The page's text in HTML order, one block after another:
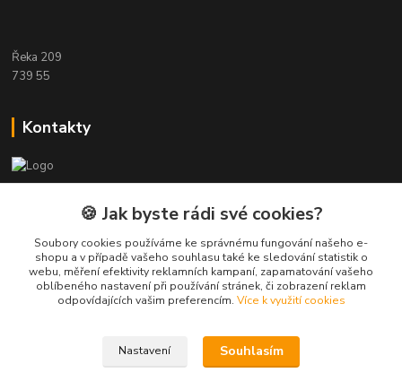
Řeka 209
739 55
Kontakty
Zákaznická podpora Eshop-rychle
+420 604 391 361
info@etwool.cz
🍪 Jak byste rádi své cookies?
Soubory cookies používáme ke správnému fungování našeho e-
shopu a v případě vašeho souhlasu také ke sledování statistik o
webu, měření efektivity reklamních kampaní, zapamatování vašeho
oblíbeného nastavení při používání stránek, či zobrazení reklam
odpovídajících vašim preferencím. Více k využití cookies
Nastavení Souhlasím